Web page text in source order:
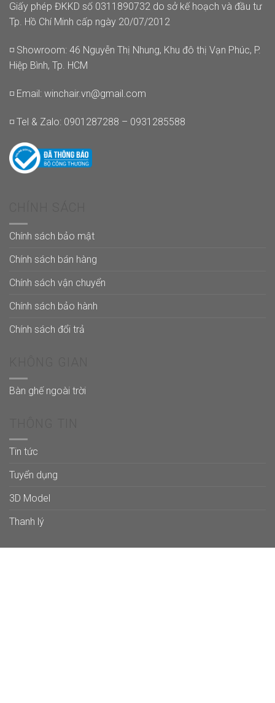
Giấy phép ĐKKD số 0311890732 do sở kế hoạch và đầu tư
Tp. Hồ Chí Minh cấp ngày 20/07/2012
◽ Showroom: 46 Nguyễn Thị Nhung, Khu đô thị Vạn Phúc, P.
Hiệp Bình, Tp. HCM
◽ Email: winchair.vn@gmail.com
◽ Tel & Zalo: 0901287288 – 0931285588
Chính sách bảo mật
Chính sách bán hàng
Chính sách vận chuyển
Chính sách bảo hành
Chính sách đổi trả
Bàn ghế ngoài trời
Tin tức
Tuyển dụng
3D Model
Thanh lý